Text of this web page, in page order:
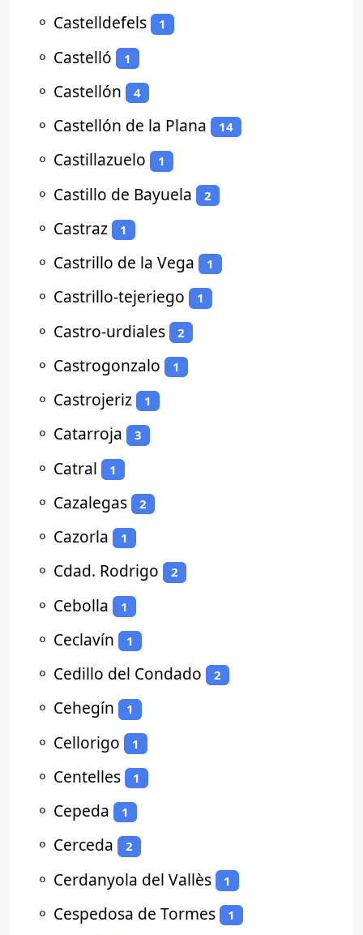
⚬ Castelldefels 1
⚬ Castelló 1
⚬ Castellón 4
⚬ Castellón de la Plana 14
⚬ Castillazuelo 1
⚬ Castillo de Bayuela 2
⚬ Castraz 1
⚬ Castrillo de la Vega 1
⚬ Castrillo-tejeriego 1
⚬ Castro-urdiales 2
⚬ Castrogonzalo 1
⚬ Castrojeriz 1
⚬ Catarroja 3
⚬ Catral 1
⚬ Cazalegas 2
⚬ Cazorla 1
⚬ Cdad. Rodrigo 2
⚬ Cebolla 1
⚬ Ceclavín 1
⚬ Cedillo del Condado 2
⚬ Cehegín 1
⚬ Cellorigo 1
⚬ Centelles 1
⚬ Cepeda 1
⚬ Cerceda 2
⚬ Cerdanyola del Vallès 1
⚬ Cespedosa de Tormes 1